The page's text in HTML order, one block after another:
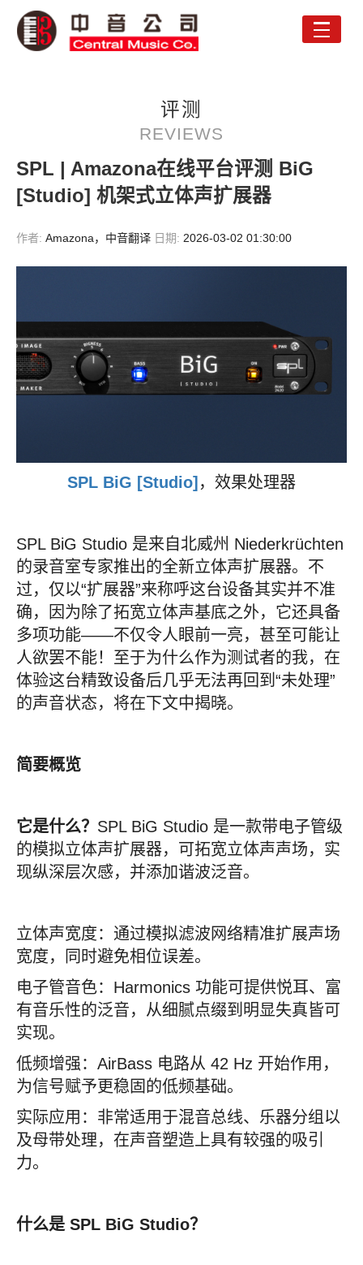
Toggle
评测
REVIEWS
SPL | Amazona在线平台评测 BiG
[Studio] 机架式立体声扩展器
作者: Amazona，中音翻译 日期: 2026-03-02 01:30:00
SPL BiG [Studio] ，效果处理器
SPL BiG Studio 是来自北威州 Niederkrüchten
的录音室专家推出的全新立体声扩展器。不
过，仅以“扩展器”来称呼这台设备其实并不准
确，因为除了拓宽立体声基底之外，它还具备
多项功能——不仅令人眼前一亮，甚至可能让
人欲罢不能！至于为什么作为测试者的我，在
体验这台精致设备后几乎无法再回到“未处理”
的声音状态，将在下文中揭晓。
简要概览
它是什么？ SPL BiG Studio 是一款带电子管级
的模拟立体声扩展器，可拓宽立体声声场，实
现纵深层次感，并添加谐波泛音。
立体声宽度：通过模拟滤波网络精准扩展声场
宽度，同时避免相位误差。
电子管音色：Harmonics 功能可提供悦耳、富
有音乐性的泛音，从细腻点缀到明显失真皆可
实现。
低频增强：AirBass 电路从 42 Hz 开始作用，
为信号赋予更稳固的低频基础。
实际应用：非常适用于混音总线、乐器分组以
及母带处理，在声音塑造上具有较强的吸引
力。
什么是 SPL BiG Studio？